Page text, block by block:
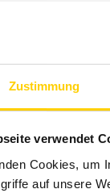
Zustimmung
verwendet
Cookies, um
auf unsere
(nicht heiß
verzichten
Tara-M
vor
Wir wissen,